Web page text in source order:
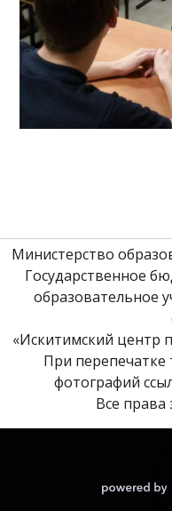
Министерство
Государственное
образовательное
«Искитимский центр
При
фотографий
Все